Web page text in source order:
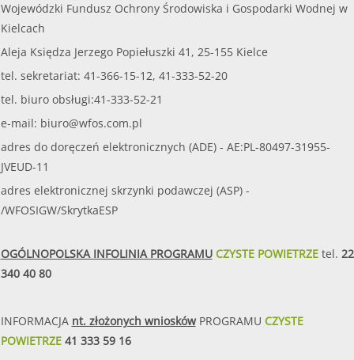
Wojewódzki Fundusz Ochrony Środowiska i Gospodarki Wodnej w
Kielcach
Aleja Księdza Jerzego Popiełuszki 41, 25-155 Kielce
tel. sekretariat: 41-366-15-12, 41-333-52-20
tel. biuro obsługi:41-333-52-21
e-mail: biuro@wfos.com.pl
adres do doręczeń elektronicznych (ADE) - AE:PL-80497-31955-
JVEUD-11
adres elektronicznej skrzynki podawczej (ASP) -
/WFOSIGW/SkrytkaESP
OGÓLNOPOLSKA INFOLINIA PROGRAMUCZYSTE POWIETRZEtel. 22
340 40 80
INFORMACJA nt. złożonych wnioskówPROGRAMU CZYSTE
POWIETRZE41 333 59 16